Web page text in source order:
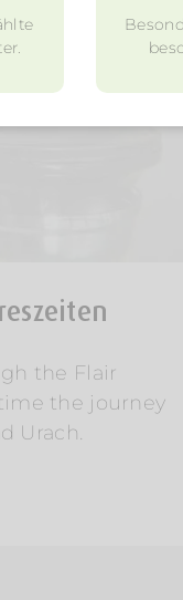
the Flair
the journey
Urach.